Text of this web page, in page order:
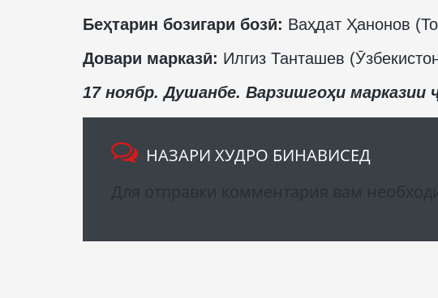
Беҳтарин бозигари бозӣ: Ваҳдат Ҳанонов
Довари марказӣ: Илгиз Танташев
17 ноябр. Душанбе. Варзишгоҳи марказии
НАЗАРИ ХУДРО БИНАВИСЕД